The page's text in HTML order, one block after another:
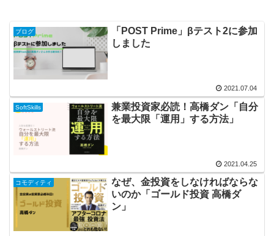
ブログ
「POST Prime」βテスト2に参加
しました
2021.07.04
SoftSkills
兼業投資家必読！高橋ダン「自分
を最大限「運用」する方法」
2021.04.25
コモディティ
なぜ、金投資をしなければならな
いのか「ゴールド投資 高橋ダ
ン」